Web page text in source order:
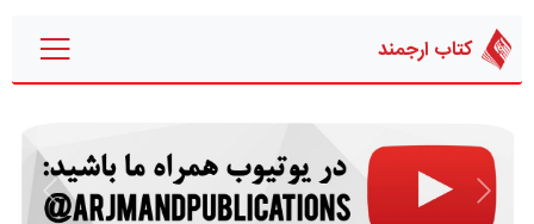
کتاب ارجمند
قبلی بعدی